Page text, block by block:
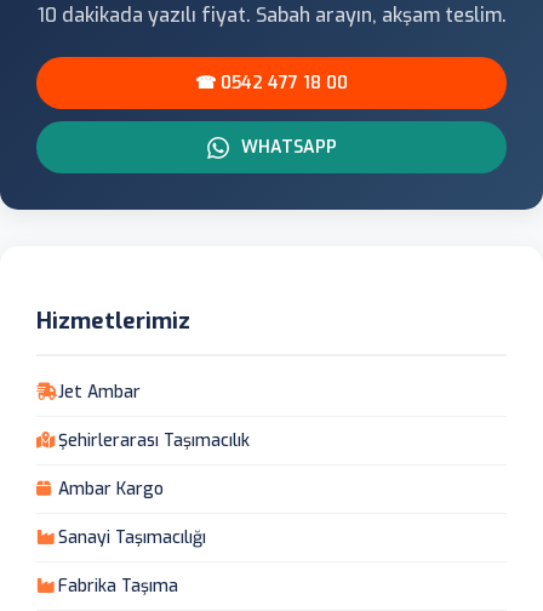
10 dakikada yazılı fiyat. Sabah arayın, akşam teslim.
☎ 0542 477 18 00
WHATSAPP
Hizmetlerimiz
Jet Ambar
Şehirlerarası Taşımacılık
Ambar Kargo
Sanayi Taşımacılığı
Fabrika Taşıma